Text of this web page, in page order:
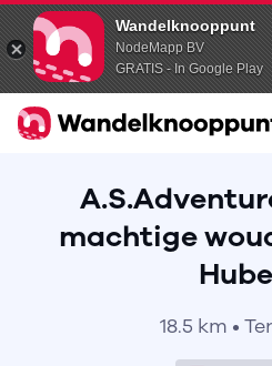
Wandelknooppunt
NodeMapp BV
GRATIS - In Google Play
machtige
18.5 km •